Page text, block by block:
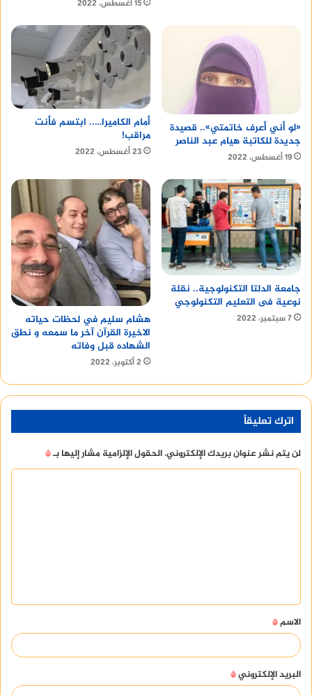
15 أغسطس، 2022
«لو أني أعرف خاتمتي».. قصيدة
جديدة للكاتبة هيام عبد الناصر
19 أغسطس، 2022
أمام الكاميرا….. ابتسم فأنت
مراقب!
23 أغسطس، 2022
جامعة الدلتا التكنولوجية.. نقلة
نوعية فى التعليم التكنولوجي
7 سبتمبر، 2022
هشام سليم في لحظات حياته
الاخيرة القرآن آخر ما سمعه و نطق
الشهاده قبل وفاته
2 أكتوبر، 2022
اترك تعليقاً
لن يتم نشر عنوان بريدك الإلكتروني.الحقول الإلزامية مشار إليها بـ*
ق
*
الاسم*
البريد الإلكتروني*